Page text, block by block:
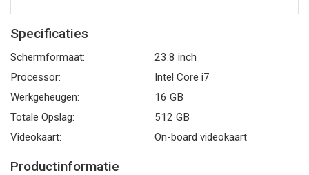
Specificaties
Schermformaat:
23.8 inch
Processor:
Intel Core i7
Werkgeheugen:
16 GB
Totale Opslag:
512 GB
Videokaart:
On-board videokaart
Productinformatie